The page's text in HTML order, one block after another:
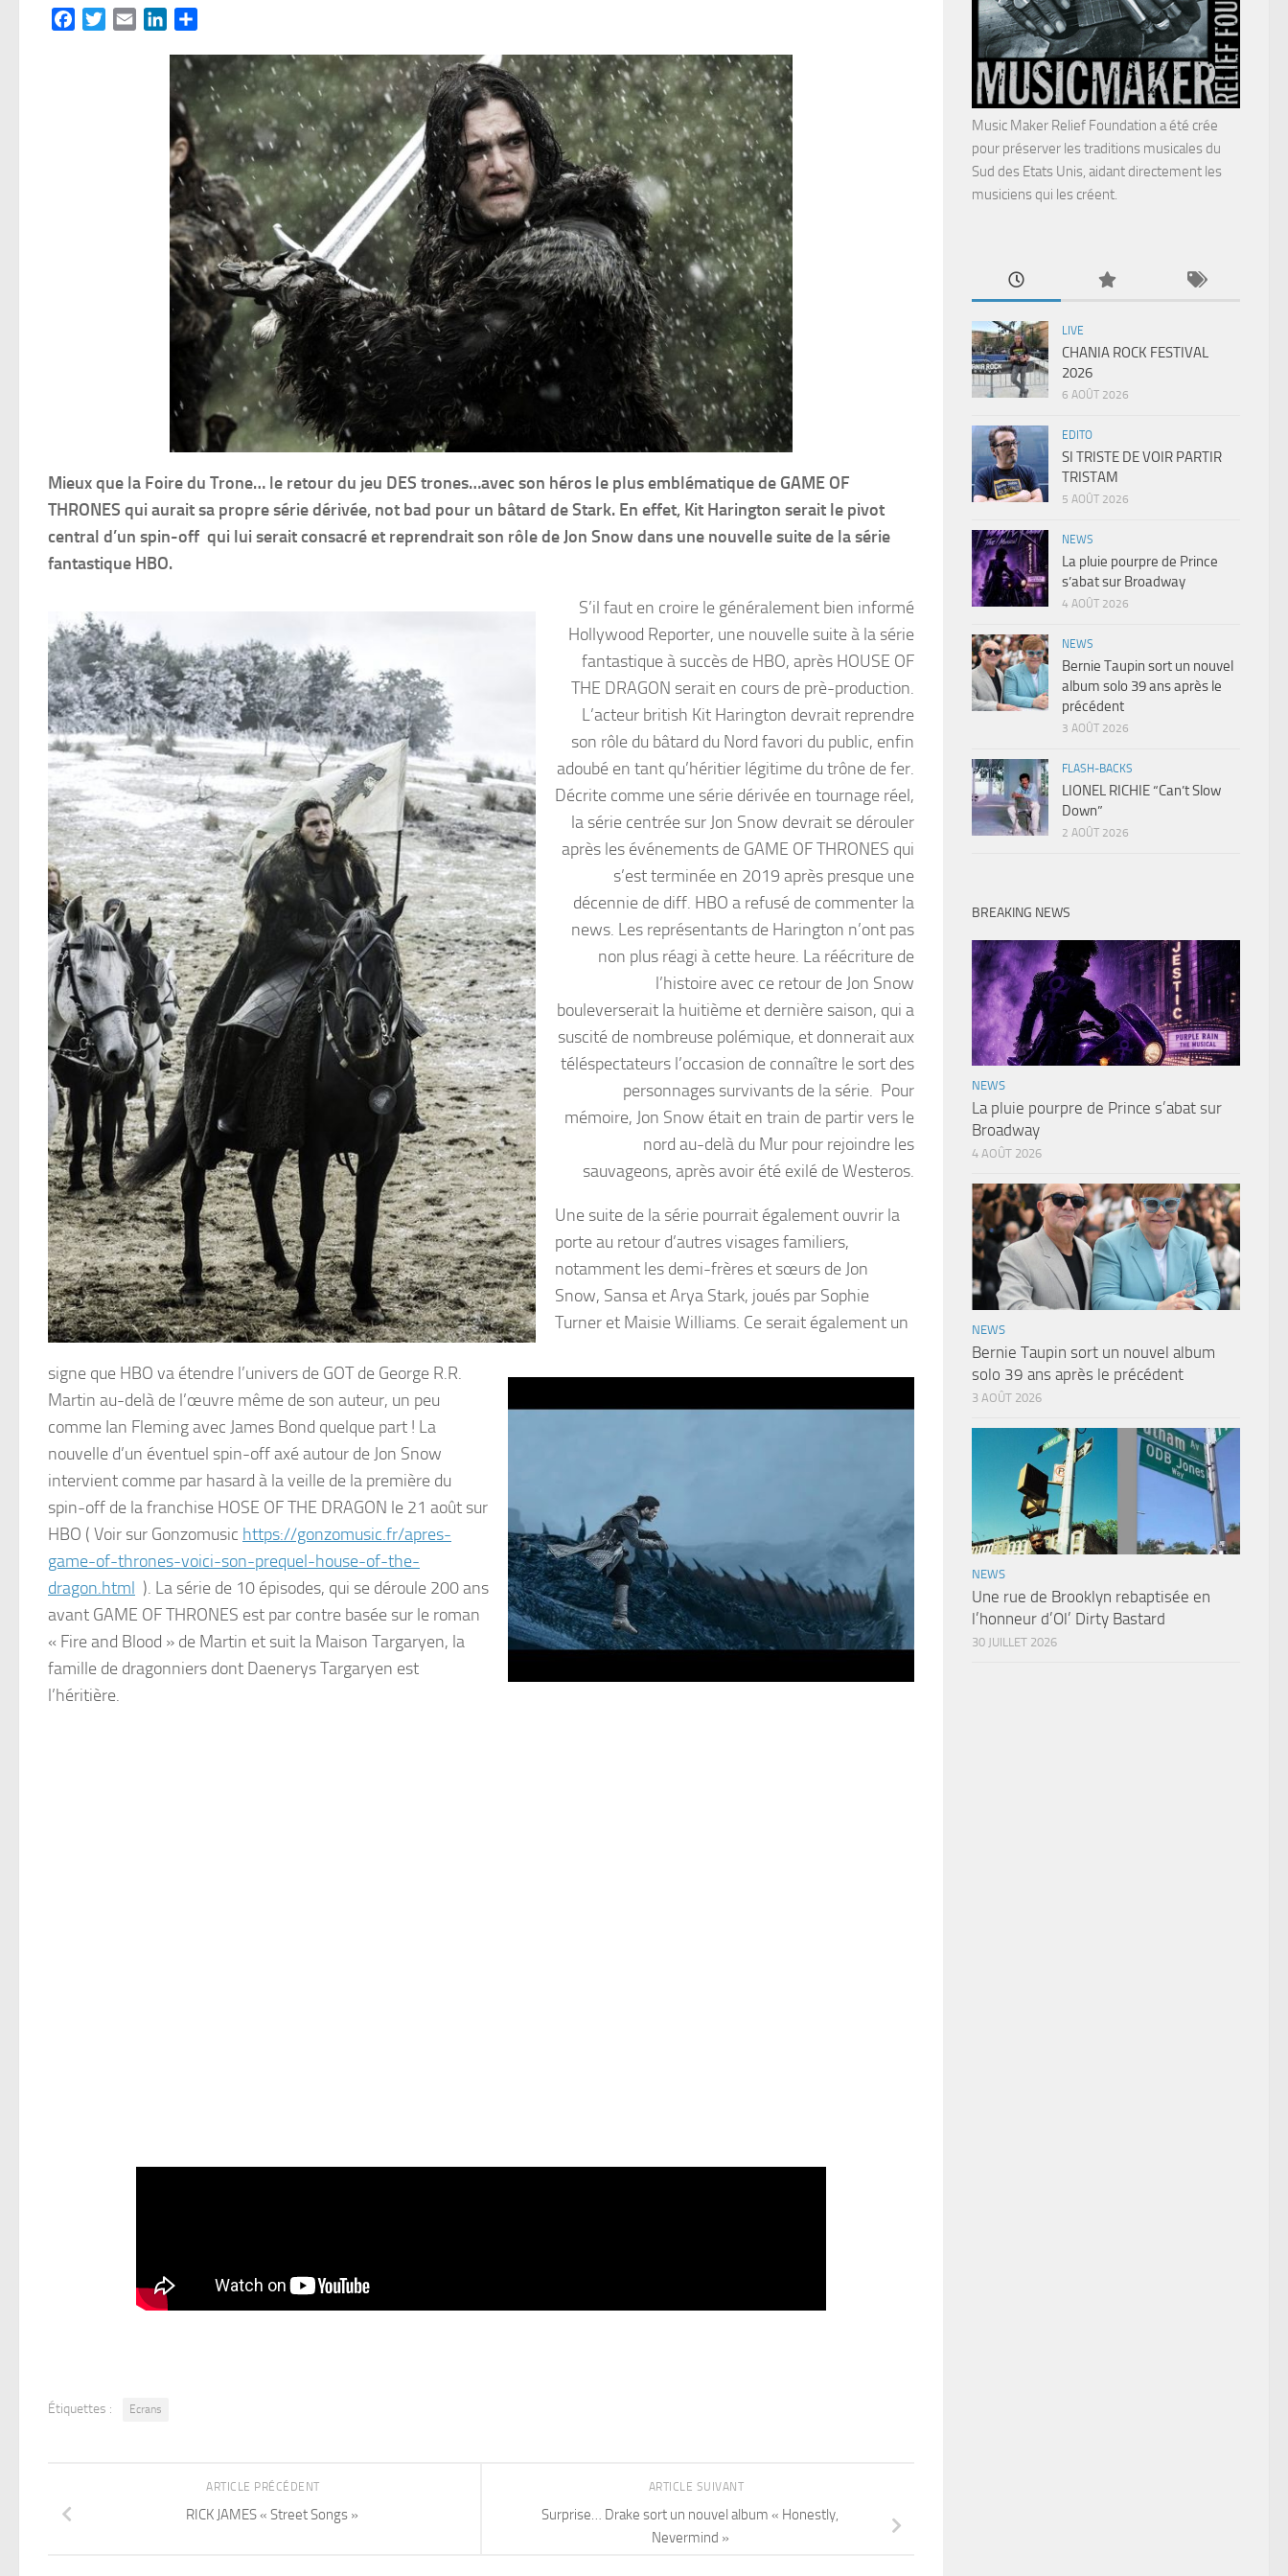
FacebookTwitterEmail LinkedIn
Mieux que la Foire du Trone… le retour du jeu DES trones…avec son héros le plus emblématique de GAME OF
THRONES qui aurait sa propre série dérivée, not bad pour un bâtard de Stark. En effet, Kit Harington serait le pivot
central d’un spin-off qui lui serait consacré et reprendrait son rôle de Jon Snow dans une nouvelle suite de la série
fantastique HBO.
S’il faut en croire le généralement bien informé
Hollywood Reporter, une nouvelle suite à la série
fantastique à succès de HBO, après HOUSE OF
THE DRAGON serait en cours de prè-production.
L’acteur british Kit Harington devrait reprendre
son rôle du bâtard du Nord favori du public, enfin
adoubé en tant qu’héritier légitime du trône de fer.
Décrite comme une série dérivée en tournage réel,
la série centrée sur Jon Snow devrait se dérouler
après les événements de GAME OF THRONES qui
s’est terminée en 2019 après presque une
décennie de diff. HBO a refusé de commenter la
news. Les représentants de Harington n’ont pas
non plus réagi à cette heure. La réécriture de
l’histoire avec ce retour de Jon Snow
bouleverserait la huitième et dernière saison, qui a
suscité de nombreuse polémique, et donnerait aux
téléspectateurs l’occasion de connaître le sort des
personnages survivants de la série. Pour
mémoire, Jon Snow était en train de partir vers le
nord au-delà du Mur pour rejoindre les
sauvageons, après avoir été exilé de Westeros.
Une suite de la série pourrait également ouvrir la
porte au retour d’autres visages familiers,
notamment les demi-frères et sœurs de Jon
Snow, Sansa et Arya Stark, joués par Sophie
Turner et Maisie Williams. Ce serait également un
signe que HBO va étendre l’univers de GOT de George R.R.
Martin au-delà de l’œuvre même de son auteur, un peu
comme Ian Fleming avec James Bond quelque part ! La
nouvelle d’un éventuel spin-off axé autour de Jon Snow
intervient comme par hasard à la veille de la première du
spin-off de la franchise HOSE OF THE DRAGON le 21 août sur
HBO ( Voir sur Gonzomusic https://gonzomusic.fr/apres-
game-of-thrones-voici-son-prequel-house-of-the-
dragon.html ). La série de 10 épisodes, qui se déroule 200 ans
avant GAME OF THRONES est par contre basée sur le roman
« Fire and Blood » de Martin et suit la Maison Targaryen, la
famille de dragonniers dont Daenerys Targaryen est
l’héritière.
Étiquettes : Ecrans
ARTICLE SUIVANT
Surprise… Drake sort un nouvel album « Honestly,
Nevermind »
ARTICLE PRÉCÉDENT
RICK JAMES « Street Songs »
Music Maker Relief Foundation a été crée
pour préserver les traditions musicales du
Sud des Etats Unis, aidant directement les
musiciens qui les créent.
LIVE
CHANIA ROCK FESTIVAL
2026
6 AOÛT 2026
EDITO
SI TRISTE DE VOIR PARTIR
TRISTAM
5 AOÛT 2026
NEWS
La pluie pourpre de Prince
s’abat sur Broadway
4 AOÛT 2026
NEWS
Bernie Taupin sort un nouvel
album solo 39 ans après le
précédent
3 AOÛT 2026
FLASH-BACKS
LIONEL RICHIE “Can’t Slow
Down”
2 AOÛT 2026
BREAKING NEWS
NEWS
La pluie pourpre de Prince s’abat sur
Broadway
4 AOÛT 2026
NEWS
Bernie Taupin sort un nouvel album
solo 39 ans après le précédent
3 AOÛT 2026
NEWS
Une rue de Brooklyn rebaptisée en
l’honneur d’Ol’ Dirty Bastard
30 JUILLET 2026